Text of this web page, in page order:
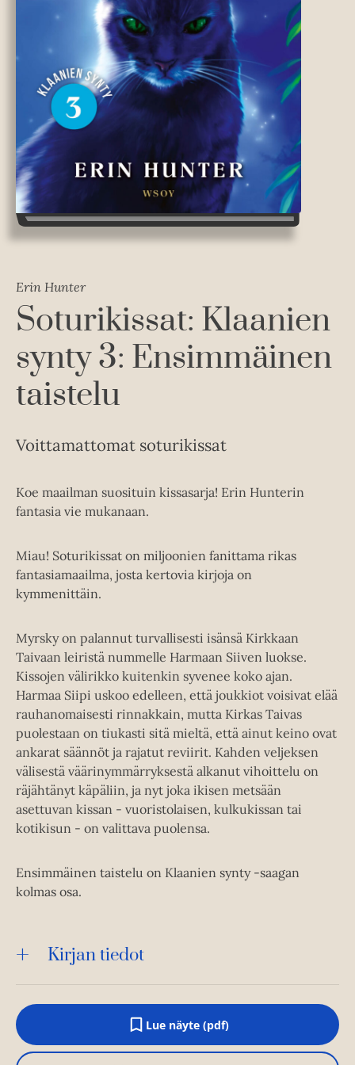
Erin Hunter
Soturikissat: Klaanien
synty 3: Ensimmäinen
taistelu
Voittamattomat soturikissat
Koe maailman suosituin kissasarja! Erin Hunterin
fantasia vie mukanaan.
Miau! Soturikissat on miljoonien fanittama rikas
fantasiamaailma, josta kertovia kirjoja on
kymmenittäin.
Myrsky on palannut turvallisesti isänsä Kirkkaan
Taivaan leiristä nummelle Harmaan Siiven luokse.
Kissojen välirikko kuitenkin syvenee koko ajan.
Harmaa Siipi uskoo edelleen, että joukkiot voisivat elää
rauhanomaisesti rinnakkain, mutta Kirkas Taivas
puolestaan on tiukasti sitä mieltä, että ainut keino ovat
ankarat säännöt ja rajatut reviirit. Kahden veljeksen
välisestä väärinymmärryksestä alkanut vihoittelu on
räjähtänyt käpäliin, ja nyt joka ikisen metsään
asettuvan kissan - vuoristolaisen, kulkukissan tai
kotikisun - on valittava puolensa.
Ensimmäinen taistelu on Klaanien synty -saagan
kolmas osa.
Kirjan tiedot
Lue näyte (pdf)
A
u
k